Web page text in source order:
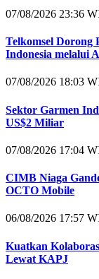
07/08/2026 23:36
Telkomsel Dorong
Indonesia melalui
07/08/2026 18:03
Sektor Garmen
US$2 Miliar
07/08/2026 17:04
CIMB Niaga
OCTO Mobile
06/08/2026 17:57
Kuatkan
Lewat KAPJ